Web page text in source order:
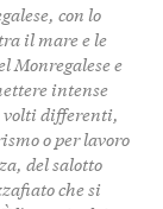
con lo
il mare e le
Monregalese e
intense
differenti,
o per lavoro
del salotto
che si